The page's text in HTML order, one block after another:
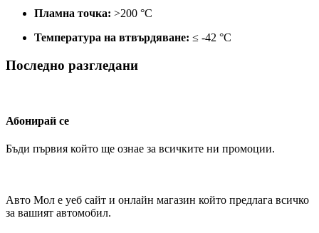
Пламна точка: >200 °C
Температура на втвърдяване: ≤ -42 °C
Последно разгледани
Абонирай се
Бъди първия който ще ознае за всичките ни промоции.
Авто Мол е уеб сайт и онлайн магазин който предлага всичко
за вашият автомобил.